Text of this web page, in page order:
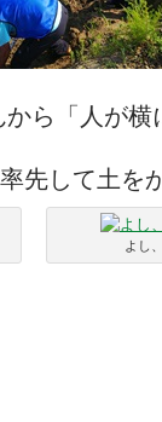
ら「人が
先して土を
よし